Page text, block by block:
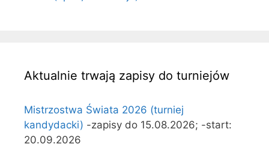
Aktualnie trwają zapisy do turniejów
Mistrzostwa Świata 2026 (turniej
kandydacki) -zapisy do 15.08.2026; -start:
20.09.2026